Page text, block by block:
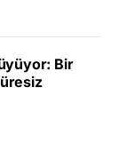
Bir